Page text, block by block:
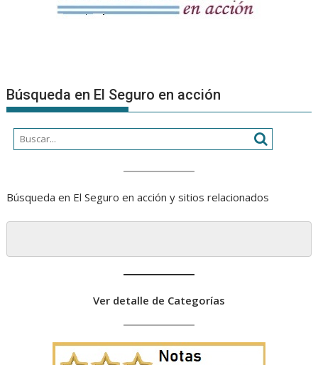
Búsqueda en El Seguro en acción
Búsqueda en El Seguro en acción y sitios relacionados
Ver detalle de Categorías